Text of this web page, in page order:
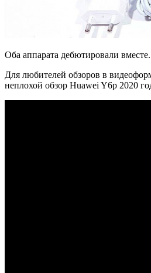
Оба аппарата дебютировали вместе.
Для любителей обзоров в
неплохой обзор Huawei Y6p 2020